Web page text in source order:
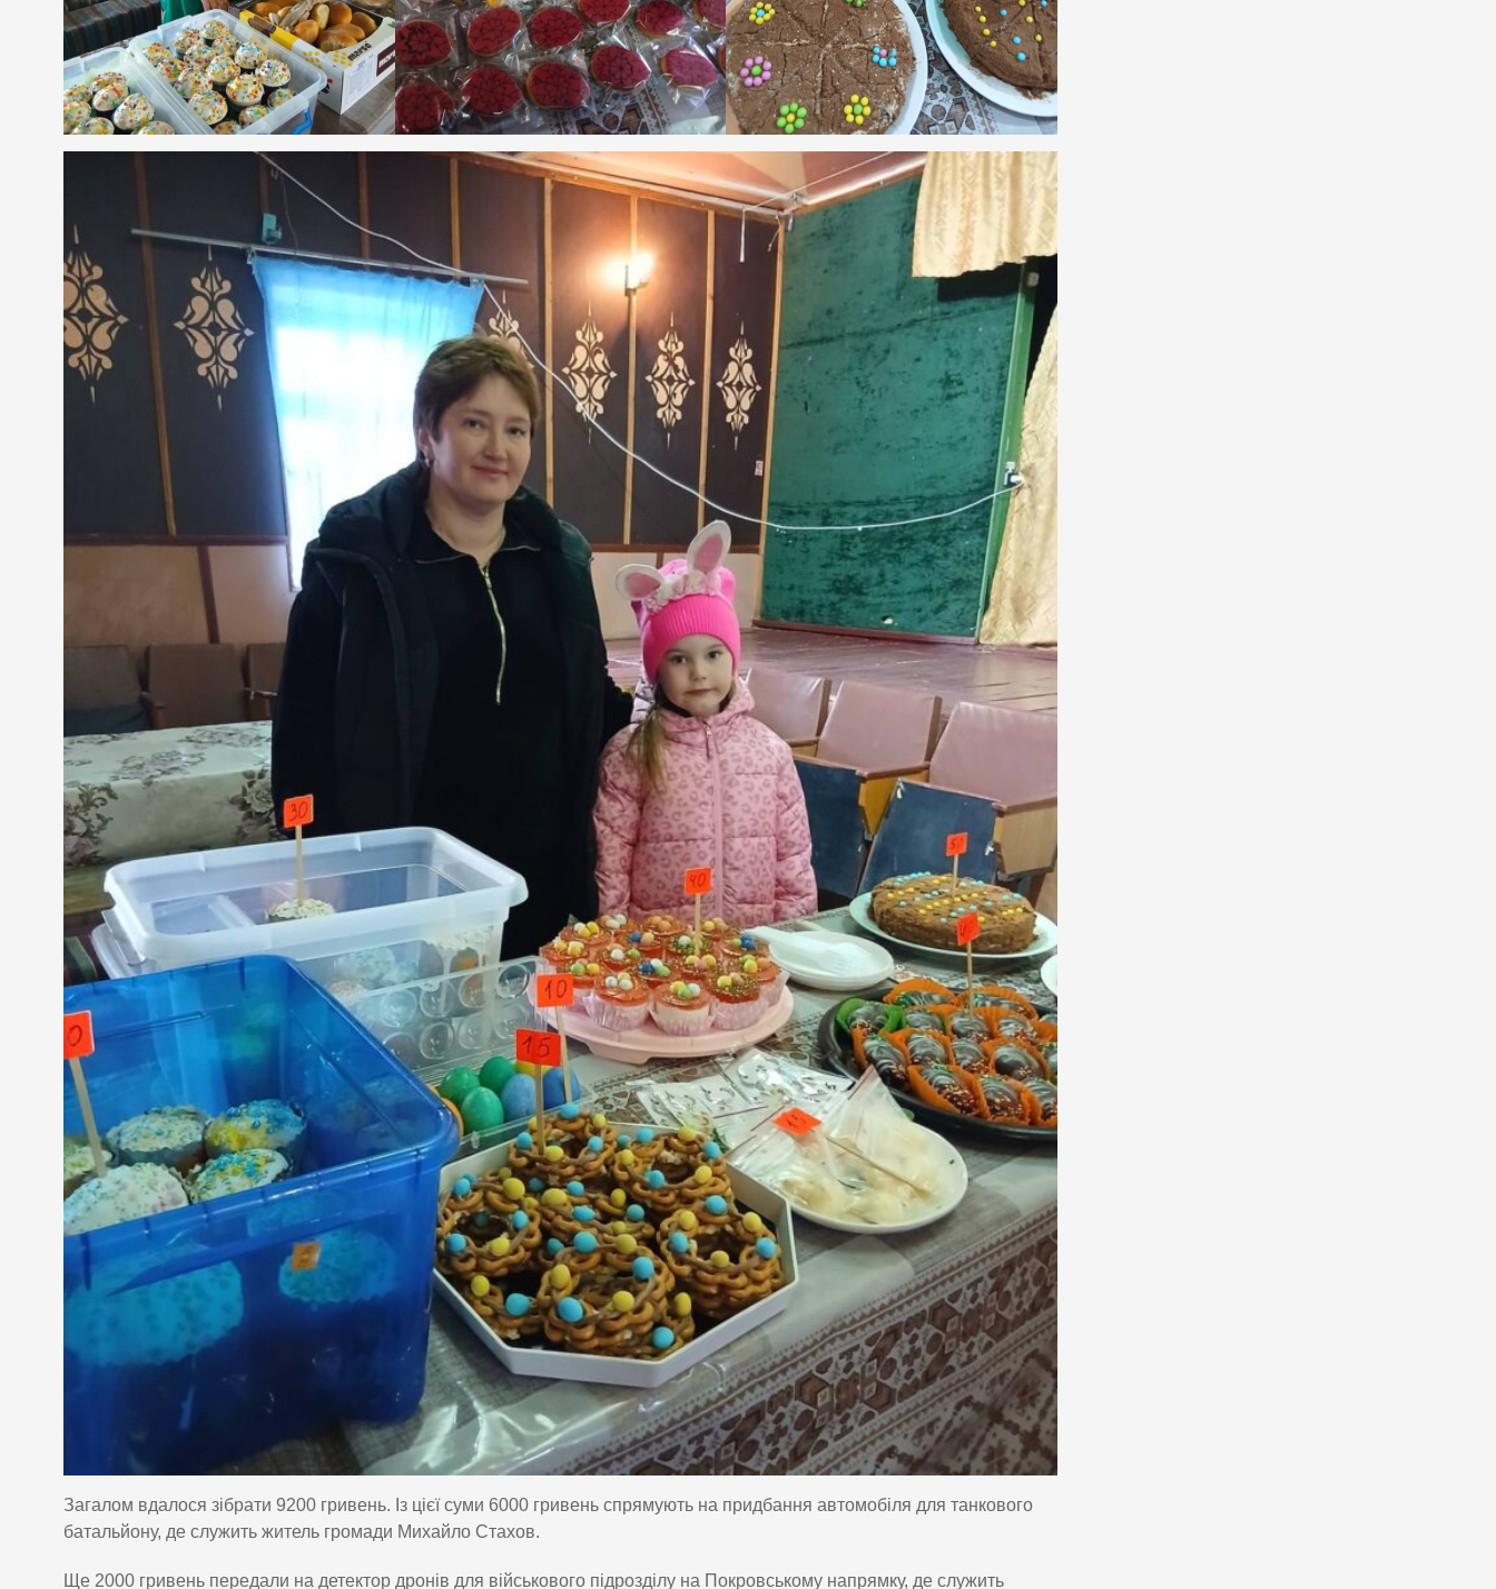
Загалом вдалося зібрати 9200 гривень. Із цієї суми 6000 гривень спрямують на придбання автомобіля для танкового
батальйону, де служить житель громади Михайло Стахов.
Ще 2000 гривень передали на детектор дронів для військового підрозділу на Покровському напрямку, де служить